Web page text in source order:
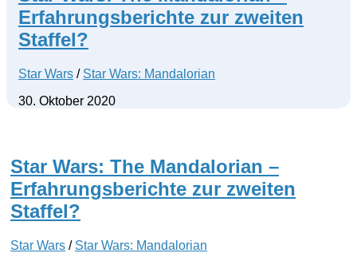
Erfahrungsberichte zur zweiten
Staffel?
Star Wars / Star Wars: Mandalorian
30. Oktober 2020
Star Wars: The Mandalorian –
Erfahrungsberichte zur zweiten
Staffel?
Star Wars / Star Wars: Mandalorian